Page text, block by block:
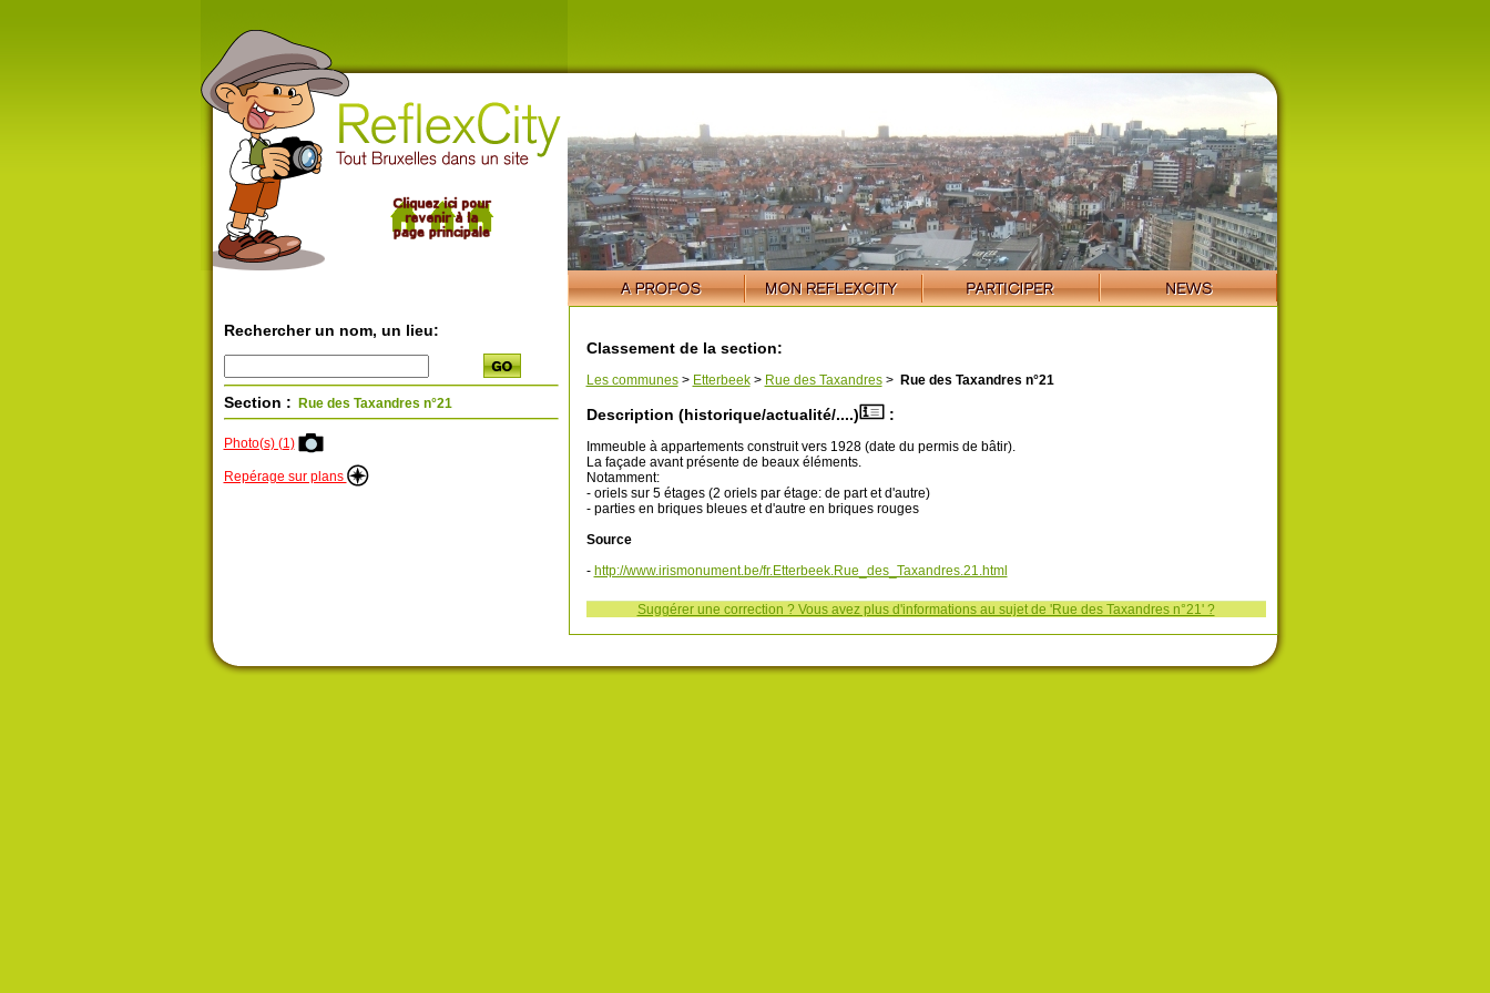
Rechercher un nom, un lieu:
Section : Rue des Taxandres n°21
Photo(s) (1)
Repérage sur plans
Classement de la section:
Les communes> Etterbeek> Rue des Taxandres> Rue des Taxandres n°21
Description (historique/actualité/....) :
Immeuble à appartements construit vers 1928 (date du permis de bâtir).
La façade avant présente de beaux éléments.
Notamment:
- oriels sur 5 étages (2 oriels par étage: de part et d'autre)
- parties en briques bleues et d'autre en briques rouges
Source
- http://www.irismonument.be/fr.Etterbeek.Rue_des_Taxandres.21.html
Suggérer une correction ? Vous avez plus d'informations au sujet de 'Rue des Taxandres n°21' ?